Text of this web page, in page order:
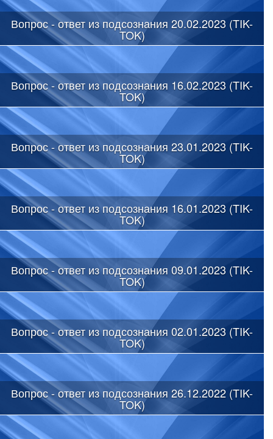
Вопрос - ответ из подсознания 20.02.2023 (TIK-
TOK)
Вопрос - ответ из подсознания 16.02.2023 (TIK-
TOK)
Вопрос - ответ из подсознания 23.01.2023 (TIK-
TOK)
Вопрос - ответ из подсознания 16.01.2023 (TIK-
TOK)
Вопрос - ответ из подсознания 09.01.2023 (TIK-
TOK)
Вопрос - ответ из подсознания 02.01.2023 (TIK-
TOK)
Вопрос - ответ из подсознания 26.12.2022 (TIK-
TOK)